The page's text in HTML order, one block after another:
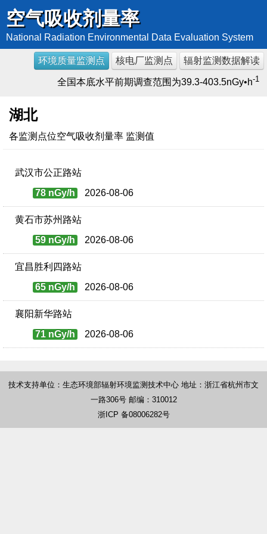
空气吸收剂量率
National Radiation Environmental Data Evaluation System
环境质量监测点 核电厂监测点 辐射监测数据解读
全国本底水平前期调查范围为39.3-403.5nGy•h-1
湖北
各监测点位空气吸收剂量率 监测值
武汉市公正路站
78 nGy/h
2026-08-06
黄石市苏州路站
59 nGy/h
2026-08-06
宜昌胜利四路站
65 nGy/h
2026-08-06
襄阳新华路站
71 nGy/h
2026-08-06
技术支持单位：生态环境部辐射环境监测技术中心 地址：浙江省杭州市文
一路306号 邮编：310012
浙ICP 备08006282号